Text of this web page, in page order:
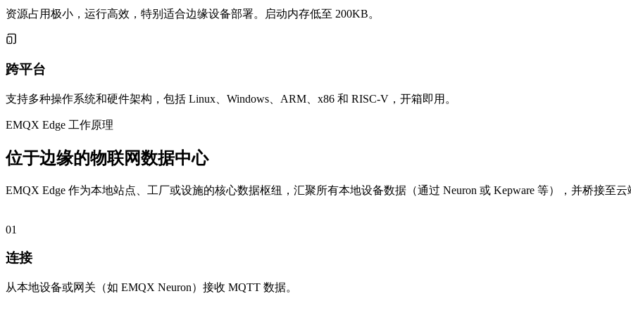
资源占用极小，运行高效，特别适合边缘设备部署。启动内存低至 200KB。
跨平台
支持多种操作系统和硬件架构，包括 Linux、Windows、ARM、x86 和 RISC-V，开箱即用。
EMQX Edge 工作原理
位于边缘的物联网数据中心
EMQX Edge 作为本地站点、工厂或设施的核心数据枢纽，汇聚所有本地设备数据（通过 Neuron 或 Kepware 等），并桥接至云
01
连接
从本地设备或网关（如 EMQX Neuron）接收 MQTT 数据。